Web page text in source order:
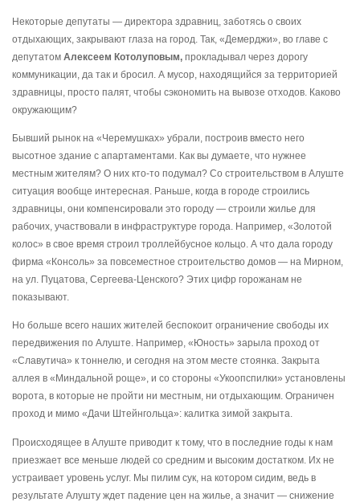
Некоторые депутаты — директора здравниц, заботясь о своих
отдыхающих, закрывают глаза на город. Так, «Демерджи», во главе с
депутатом Алексеем Котолуповым, прокладывал через дорогу
коммуникации, да так и бросил. А мусор, находящийся за территорией
здравницы, просто палят, чтобы сэкономить на вывозе отходов. Каково
окружающим?
Бывший рынок на «Черемушках» убрали, построив вместо него
высотное здание с апартаментами. Как вы думаете, что нужнее
местным жителям? О них кто-то подумал? Со строительством в Алуште
ситуация вообще интересная. Раньше, когда в городе строились
здравницы, они компенсировали это городу — строили жилье для
рабочих, участвовали в инфраструктуре города. Например, «Золотой
колос» в свое время строил троллейбусное кольцо. А что дала городу
фирма «Консоль» за повсеместное строительство домов — на Мирном,
на ул. Пуцатова, Сергеева-Ценского? Этих цифр горожанам не
показывают.
Но больше всего наших жителей беспокоит ограничение свободы их
передвижения по Алуште. Например, «Юность» зарыла проход от
«Славутича» к тоннелю, и сегодня на этом месте стоянка. Закрыта
аллея в «Миндальной роще», и со стороны «Укоопспилки» установлены
ворота, в которые не пройти ни местным, ни отдыхающим. Ограничен
проход и мимо «Дачи Штейнгольца»: калитка зимой закрыта.
Происходящее в Алуште приводит к тому, что в последние годы к нам
приезжает все меньше людей со средним и высоким достатком. Их не
устраивает уровень услуг. Мы пилим сук, на котором сидим, ведь в
результате Алушту ждет падение цен на жилье, а значит — снижение